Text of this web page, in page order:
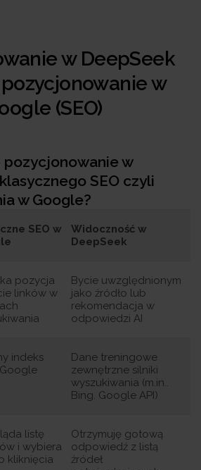
w DeepSeek
pozycjonowanie w
(SEO)
pozycjonowanie w
SEO czyli
w Google?
SEO w
Widoczność w
DeepSeek
pozycja
linków w
Bycie uwzględnionym
jako źródło lub
rekomendacja w
odpowiedzi AI
indeks
Dane treningowe
zewnętrzne silniki
wyszukiwania (m.in..
Bing. Google API)
listę
i wybiera
kliknięcia
Otrzymuję gotową
odpowiedź z listą
źródeł